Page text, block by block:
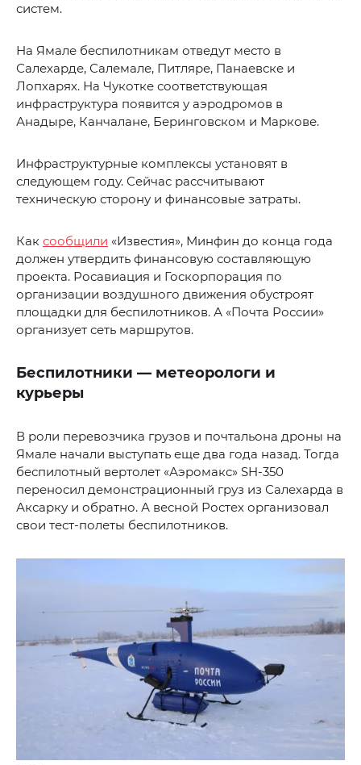
систем.
На Ямале беспилотникам отведут место в
Салехарде, Салемале, Питляре, Панаевске и
Лопхарях. На Чукотке соответствующая
инфраструктура появится у аэродромов в
Анадыре, Канчалане, Беринговском и Маркове.
Инфраструктурные комплексы установят в
следующем году. Сейчас рассчитывают
техническую сторону и финансовые затраты.
Как сообщили «Известия», Минфин до конца года
должен утвердить финансовую составляющую
проекта. Росавиация и Госкорпорация по
организации воздушного движения обустроят
площадки для беспилотников. А «Почта России»
организует сеть маршрутов.
Беспилотники — метеорологи и
курьеры
В роли перевозчика грузов и почтальона дроны на
Ямале начали выступать еще два года назад. Тогда
беспилотный вертолет «Аэромакс» SH-350
переносил демонстрационный груз из Салехарда в
Аксарку и обратно. А весной Ростех организовал
свои тест-полеты беспилотников.